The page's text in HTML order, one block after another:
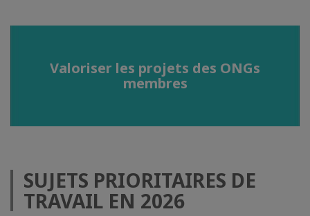
Valoriser les projets des ONGs
membres
SUJETS PRIORITAIRES DE
TRAVAIL EN 2026